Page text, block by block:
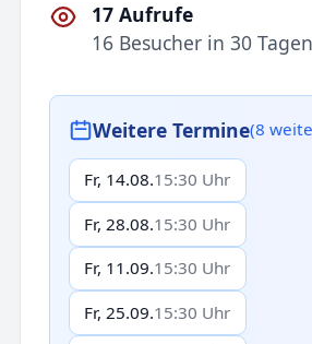
17 Aufrufe
16 Besucher in 30 Tagen
Weitere Termine(8
Fr, 14.08.15:30 Uhr
Fr, 28.08.15:30 Uhr
Fr, 11.09.15:30 Uhr
Fr, 25.09.15:30 Uhr